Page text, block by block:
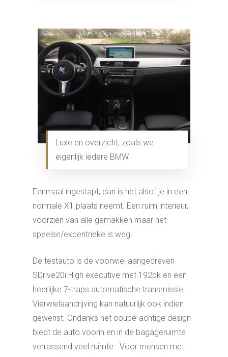
Luxe en overzicht, zoals we
eigenlijk iedere BMW
Eenmaal ingestapt, dan is het alsof je in een
normale X1 plaats neemt. Een ruim interieur,
voorzien van alle gemakken maar het
speelse/excentrieke is weg.
De testauto is de voorwiel aangedreven
SDrive20i High executive met 192pk en een
heerlijke 7-traps automatische transmissie.
Vierwielaandrijving kan natuurlijk ook indien
gewenst. Ondanks het coupé-achtige design
biedt de auto voorin en in de bagageruimte
verrassend veel ruimte. Voor mensen met